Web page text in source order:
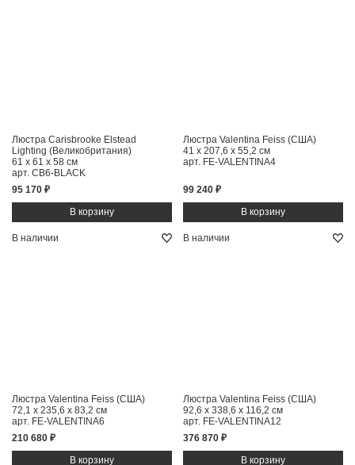
Люстра Carisbrooke Elstead
Lighting (Великобритания)
61 x 61 x 58 см
арт. CB6-BLACK
95 170 ₽
Люстра Valentina Feiss (США)
41 x 207,6 x 55,2 см
арт. FE-VALENTINA4
99 240 ₽
В наличии
Люстра Valentina Feiss (США)
72,1 x 235,6 x 83,2 см
арт. FE-VALENTINA6
210 680 ₽
В наличии
Люстра Valentina Feiss (США)
92,6 x 338,6 x 116,2 см
арт. FE-VALENTINA12
376 870 ₽